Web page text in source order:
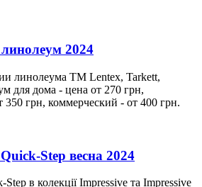
2024
линолеума ТМ Lentex, Tarkett,
для дома - цена от 270 грн,
350 грн, коммерческий - от 400 грн.
Step весна 2024
в колекції Impressive та Impressive